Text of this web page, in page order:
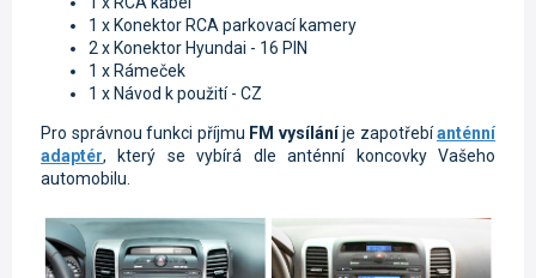
1 x Konektor RCA parkovací kamery
2 x Konektor Hyundai - 16 PIN
1 x Rámeček
1 x Návod k použití - CZ
Pro správnou funkci příjmu FM vysíláníje zapotřebíanténní
adaptér, který se vybírá dle anténní koncovky Vašeho
automobilu.